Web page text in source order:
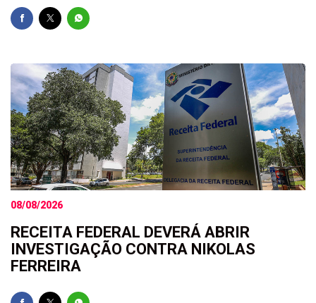
08/08/2026
RECEITA FEDERAL DEVERÁ ABRIR
INVESTIGAÇÃO CONTRA NIKOLAS
FERREIRA